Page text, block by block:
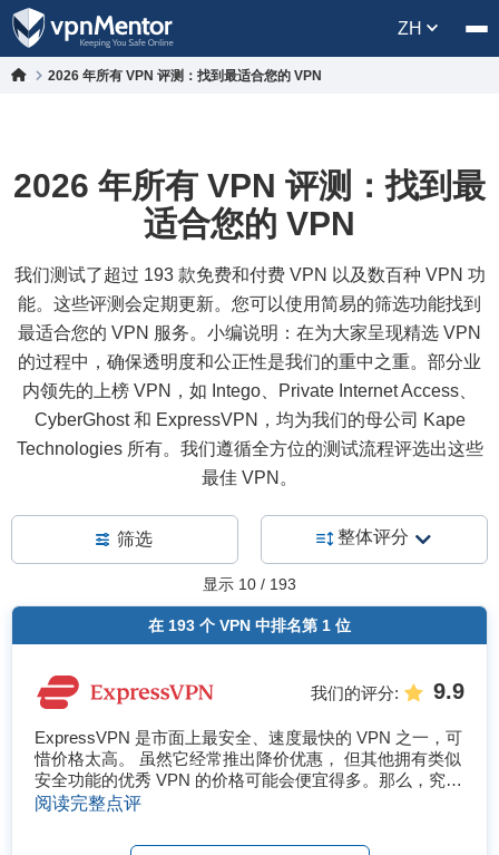
ZH
2026 年所有 VPN 评测：找到最适合您的 VPN
2026 年所有 VPN 评测：找到最
适合您的 VPN
我们测试了超过 193 款免费和付费 VPN 以及数百种 VPN 功
能。这些评测会定期更新。您可以使用简易的筛选功能找到
最适合您的 VPN 服务。小编说明：在为大家呈现精选 VPN
的过程中，确保透明度和公正性是我们的重中之重。部分业
内领先的上榜 VPN，如 Intego、Private Internet Access、
CyberGhost 和 ExpressVPN，均为我们的母公司 Kape
Technologies 所有。我们遵循全方位的测试流程评选出这些
最佳 VPN。
筛选 整体评分
显示 10 / 193
在 193 个 VPN 中排名第 1 位
我们的评分: 9.9
ExpressVPN 是市面上最安全、速度最快的 VPN 之一，可
惜价格太高。 虽然它经常推出降价优惠， 但其他拥有类似
安全功能的优秀 VPN 的价格可能会便宜得多。那么，究竟
有没有必要花更多钱订阅像 ExpressVPN 这样的优质
系列测试，涵盖了 Windows、Mac、Lin...
阅读完整点评